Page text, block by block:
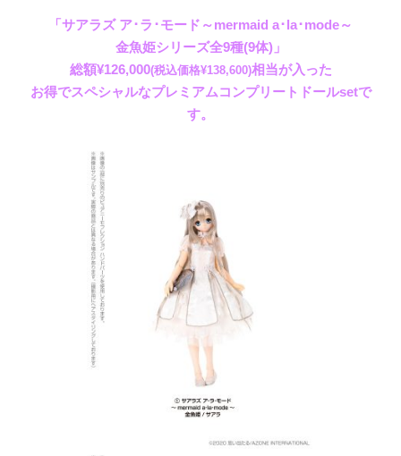
「サアラズ ア･ラ･モード ～mermaid a･la･mode～
金魚姫シリーズ全9種(9体)」
総額¥126,000(税込価格¥138,600)相当が入った
お得でスペシャルなプレミアムコンプリートドールsetで
す。